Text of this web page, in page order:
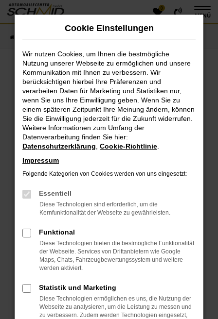
Zum
Hauptinhalt
0
MENÜ
Fehler: Network Error
Beim Laden ist ein Fehler aufgetreten.
Hier sind ein paar Tipps, die dir helfen können:
Überprüfe deine Firewall und deine
Internetverbindung.
Laden andere Webseiten, zum Beispiel deine
Suchmaschine?
Prüfe deine Browsererweiterungen.
das Laden bestimmter Seiten verhindern.
Funktioniert die Seite in einem anderen Browser
oder in einem privaten Fenster?
Das kann manchmal helfen, vorübergehende
Probleme zu beheben.
Stelle sicher, dass dein Browser und dein
Betriebssystem auf dem neuesten Stand sind.
Sicherheitsrisiko, sondern kann auch dazu führen,
dass bestimmte Funktionen nicht mehr
unterstützt werden.
Cookie Einstellungen
Wir nutzen Cookies, um Ihnen die bestmögliche
Nutzung unserer Webseite zu ermöglichen und unsere
Kommunikation mit Ihnen zu verbessern. Wir
berücksichtigen hierbei Ihre Präferenzen und
verarbeiten Daten für Marketing und Statistiken nur,
wenn Sie uns Ihre Einwilligung geben. Wenn Sie zu
einem späteren Zeitpunkt Ihre Meinung ändern, können
Sie die Einwilligung jederzeit für die Zukunft widerrufen.
Weitere Informationen zum Umfang der
Datenverarbeitung finden Sie hier:
Datenschutzerklärung Cookie-Richtlinie
Impressum
Folgende Kategorien von Cookies werden von uns eingesetzt:
Essentiell
Diese Technologien sind erforderlich, um die
Kernfunktionalität der Webseite zu gewährleisten.
Funktional
Diese Technologien bieten die bestmögliche Funktionalität
der Webseite. Services von Drittanbietern wie Google
Maps, Chats, Fahrzeugbewertungssystem und weitere
werden aktiviert.
Statistik und Marketing
Diese Technologien ermöglichen es uns, die Nutzung der
Webseite zu analysieren, um die Leistung zu messen und
zu verbessern. Zudem werden Technologien eingesetzt,